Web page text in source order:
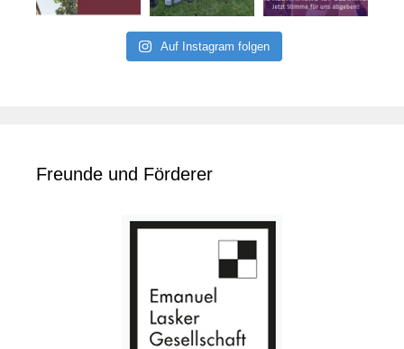
Auf Instagram folgen
Freunde und Förderer